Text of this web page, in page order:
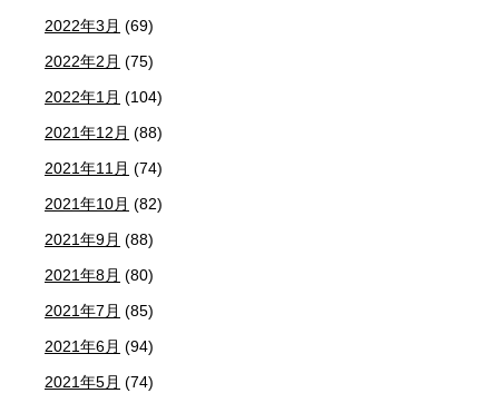
2022年3月 (69)
2022年2月 (75)
2022年1月 (104)
2021年12月 (88)
2021年11月 (74)
2021年10月 (82)
2021年9月 (88)
2021年8月 (80)
2021年7月 (85)
2021年6月 (94)
2021年5月 (74)